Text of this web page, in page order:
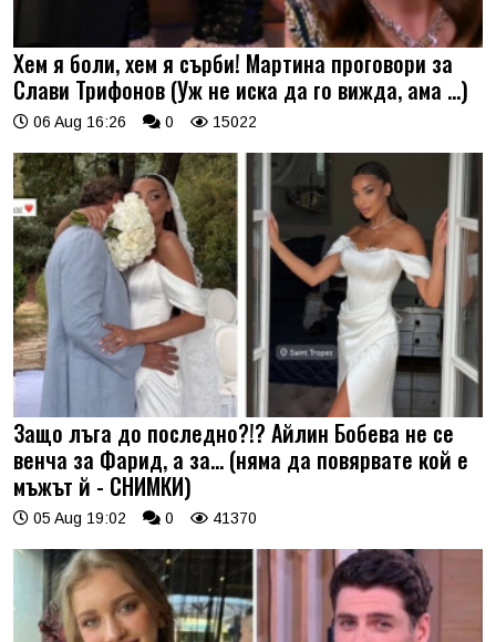
Хем я боли, хем я сърби! Мартина проговори за
Слави Трифонов (Уж не иска да го вижда, ама …)
06 Aug 16:26 0 15022
Защо лъга до последно?!? Айлин Бобева не се
венча за Фарид, а за... (няма да повярвате кой е
мъжът й - СНИМКИ)
05 Aug 19:02 0 41370